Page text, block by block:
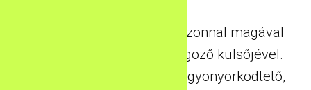
A kék Chevrolet Camaro azonnal magával
ragadja tekintetét a lenyűgöző külsőjével.
A színe nem csak szemet gyönyörködtető,